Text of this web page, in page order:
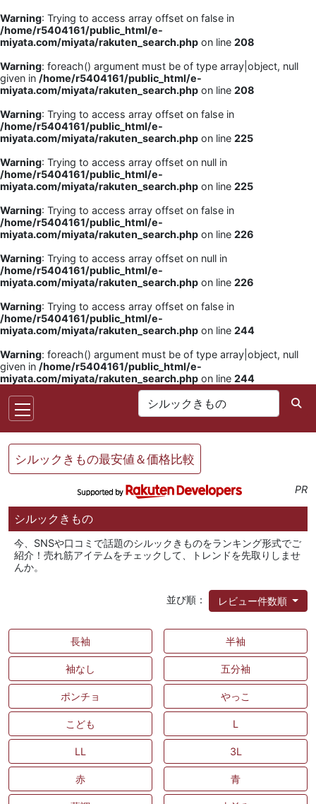
Warning: Trying to access array offset on false in
/home/r5404161/public_html/e-
miyata.com/miyata/rakuten_search.php on line 208
Warning: foreach() argument must be of type array|object, null
given in /home/r5404161/public_html/e-
miyata.com/miyata/rakuten_search.php on line 208
Warning: Trying to access array offset on false in
/home/r5404161/public_html/e-
miyata.com/miyata/rakuten_search.php on line 225
Warning: Trying to access array offset on null in
/home/r5404161/public_html/e-
miyata.com/miyata/rakuten_search.php on line 225
Warning: Trying to access array offset on false in
/home/r5404161/public_html/e-
miyata.com/miyata/rakuten_search.php on line 226
Warning: Trying to access array offset on null in
/home/r5404161/public_html/e-
miyata.com/miyata/rakuten_search.php on line 226
Warning: Trying to access array offset on false in
/home/r5404161/public_html/e-
miyata.com/miyata/rakuten_search.php on line 244
Warning: foreach() argument must be of type array|object, null
given in /home/r5404161/public_html/e-
miyata.com/miyata/rakuten_search.php on line 244
シルックきもの最安値＆価格比較
PR
シルックきもの
今、SNSや口コミで話題のシルックきものをランキング形式でご
紹介！売れ筋アイテムをチェックして、トレンドを先取りしませ
んか。
並び順： レビュー件数順
長袖 半袖
袖なし 五分袖
ポンチョ やっこ
こども L
LL 3L
赤 青